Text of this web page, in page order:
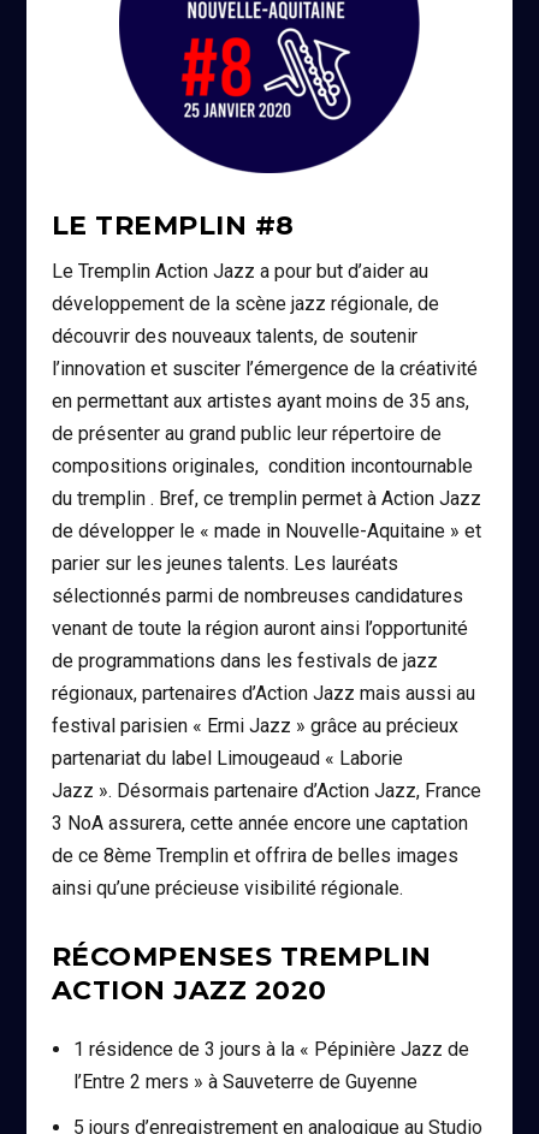
LE TREMPLIN #8
Le Tremplin Action Jazz a pour but d’aider au
développement de la scène jazz régionale, de
découvrir des nouveaux talents, de soutenir
l’innovation et susciter l’émergence de la créativité
en permettant aux artistes ayant moins de 35 ans,
de présenter au grand public leur répertoire de
compositions originales, condition incontournable
du tremplin . Bref, ce tremplin permet à Action Jazz
de développer le « made in Nouvelle-Aquitaine » et
parier sur les jeunes talents. Les lauréats
sélectionnés parmi de nombreuses candidatures
venant de toute la région auront ainsi l’opportunité
de programmations dans les festivals de jazz
régionaux, partenaires d’Action Jazz mais aussi au
festival parisien « Ermi Jazz » grâce au précieux
partenariat du label Limougeaud « Laborie
Jazz ». Désormais partenaire d’Action Jazz, France
3 NoA assurera, cette année encore une captation
de ce 8ème Tremplin et offrira de belles images
ainsi qu’une précieuse visibilité régionale.
RÉCOMPENSES TREMPLIN
ACTION JAZZ 2020
1 résidence de 3 jours à la « Pépinière Jazz de
l’Entre 2 mers » à Sauveterre de Guyenne
5 jours d’enregistrement en analogique au Studio